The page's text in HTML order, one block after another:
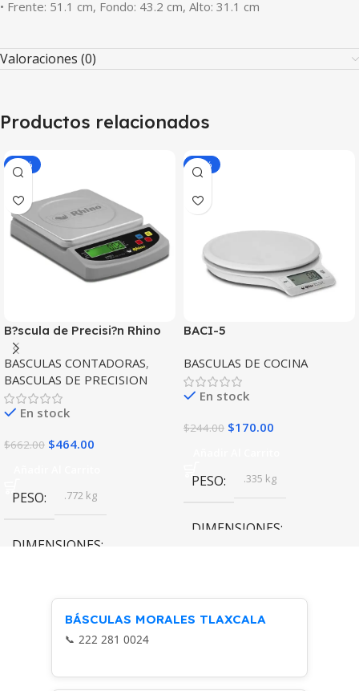
• Frente: 51.1 cm, Fondo: 43.2 cm, Alto: 31.1 cm
Valoraciones (0)
Productos relacionados
-30%
B?scula de Precisi?n Rhino
BAPRE-3 3Kg/ 0.2 g
BASCULAS CONTADORAS,
BASCULAS DE PRECISION
En stock
$662.00 $464.00
PESO .772 kg
DIMENSIONES
-30%
BACI-5
BASCULAS DE COCINA
En stock
$244.00 $170.00
PESO .335 kg
DIMENSIONES
MARCA
BÁSCULAS MORALES TLAXCALA
222 281 0024